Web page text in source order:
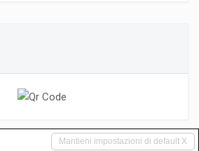
Mantieni impostazioni di default X